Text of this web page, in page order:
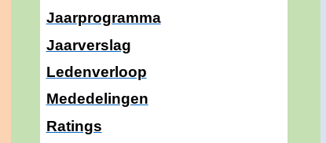
Jaarprogramma
Jaarverslag
Ledenverloop
Mededelingen
Ratings